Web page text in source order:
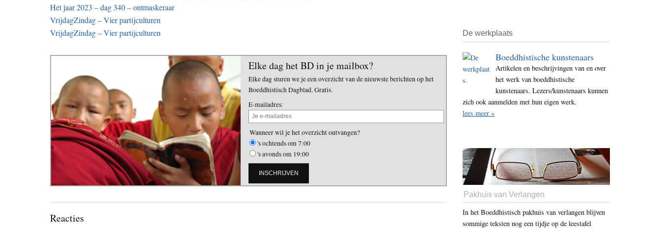
Het jaar 2023 – dag 340 – ontmaskeraar
VrijdagZindag – Vier partijculturen
VrijdagZindag – Vier partijculturen
Elke dag het BD in je mailbox?
Elke dag sturen we je een overzicht van de nieuwste berichten op het
Boeddhistisch Dagblad. Gratis.
E-mailadres:
Wanneer wil je het overzicht ontvangen?
's ochtends om 7:00
's avonds om 19:00
Lees
Reacties
De werkplaats
Boeddhistische kunstenaars
Artikelen en beschrijvingen van en over
het werk van boeddhistische
kunstenaars. Lezers/kunstenaars kunnen
zich ook aanmelden met hun eigen werk.
lees meer »
Pakhuis van Verlangen
In het Boeddhistisch pakhuis van verlangen blijven
sommige teksten nog een tijdje op de leestafel